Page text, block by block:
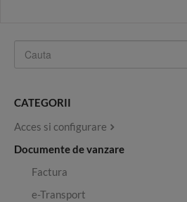
CATEGORII
Acces si configurare
Documente de vanzare
Factura
e-Transport